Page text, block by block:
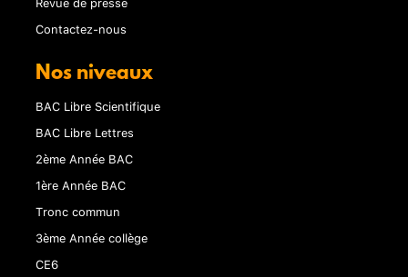
Contactez-nous
Nos niveaux
BAC Libre Scientifique
BAC Libre Lettres
2ème Année BAC
1ère Année BAC
Tronc commun
3ème Année collège
CE6